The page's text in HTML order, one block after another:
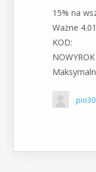
15% na
Ważne
KOD:
NOWYROK